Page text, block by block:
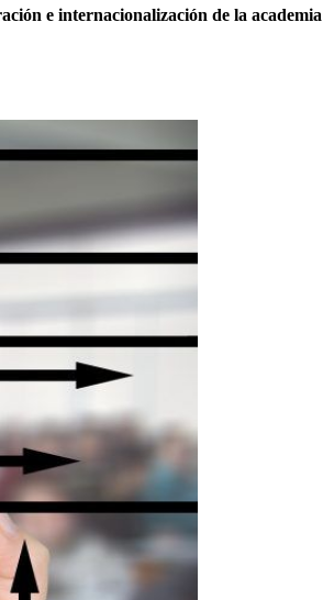
e internacionalización de la